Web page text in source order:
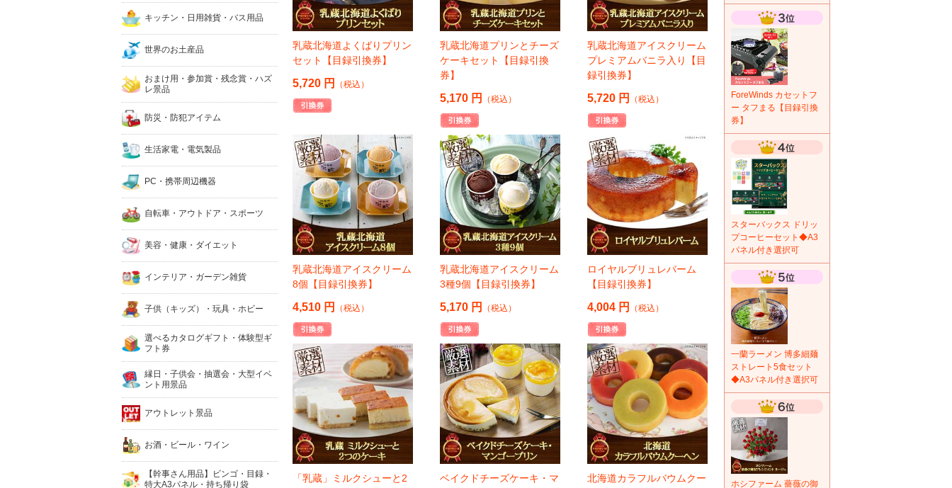
キッチン・日用雑貨・バス用品
世界のお土産品
おまけ用・参加賞・残念賞・ハズ
レ景品
防災・防犯アイテム
生活家電・電気製品
PC・携帯周辺機器
自転車・アウトドア・スポーツ
美容・健康・ダイエット
インテリア・ガーデン雑貨
子供（キッズ）・玩具・ホビー
選べるカタログギフト・体験型ギ
フト券
縁日・子供会・抽選会・大型イベ
ント用景品
アウトレット景品
お酒・ビール・ワイン
【幹事さん用品】ビンゴ・目録・
特大A3パネル・持ち帰り袋
乳蔵北海道よくばりプリン
セット【目録引換券】
5,720 円 （税込）
乳蔵北海道プリンとチーズ
ケーキセット【目録引換
券】
5,170 円 （税込）
乳蔵北海道アイスクリーム
プレミアムバニラ入り【目
録引換券】
5,720 円 （税込）
乳蔵北海道アイスクリーム
8個【目録引換券】
4,510 円 （税込）
乳蔵北海道アイスクリーム
3種9個【目録引換券】
5,170 円 （税込）
ロイヤルブリュレバーム
【目録引換券】
4,004 円 （税込）
「乳蔵」ミルクシューと2
ベイクドチーズケーキ・マ
北海道カラフルバウムクー
ForeWinds カセットフ
ー タフまる【目録引換
券】
スターバックス ドリッ
プコーヒーセット◆A3
パネル付き選択可
一蘭ラーメン 博多細麺
ストレート5食セット
◆A3パネル付き選択可
ホシファーム 薔薇の御